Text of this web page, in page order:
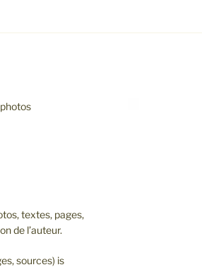
textes, pages,
de l’auteur.
sources) is